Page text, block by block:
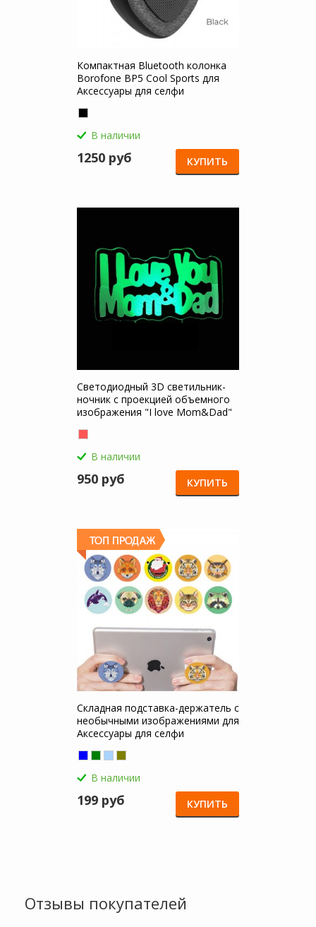
Компактная Bluetooth колонка
Borofone BP5 Cool Sports для
Аксессуары для селфи
В наличии
1250 руб КУПИТЬ
Светодиодный 3D светильник-
ночник с проекцией объемного
изображения "I love Mom&Dad"
В наличии
950 руб КУПИТЬ
Складная подставка-держатель с
необычными изображениями для
Аксессуары для селфи
В наличии
199 руб КУПИТЬ
Отзывы покупателей